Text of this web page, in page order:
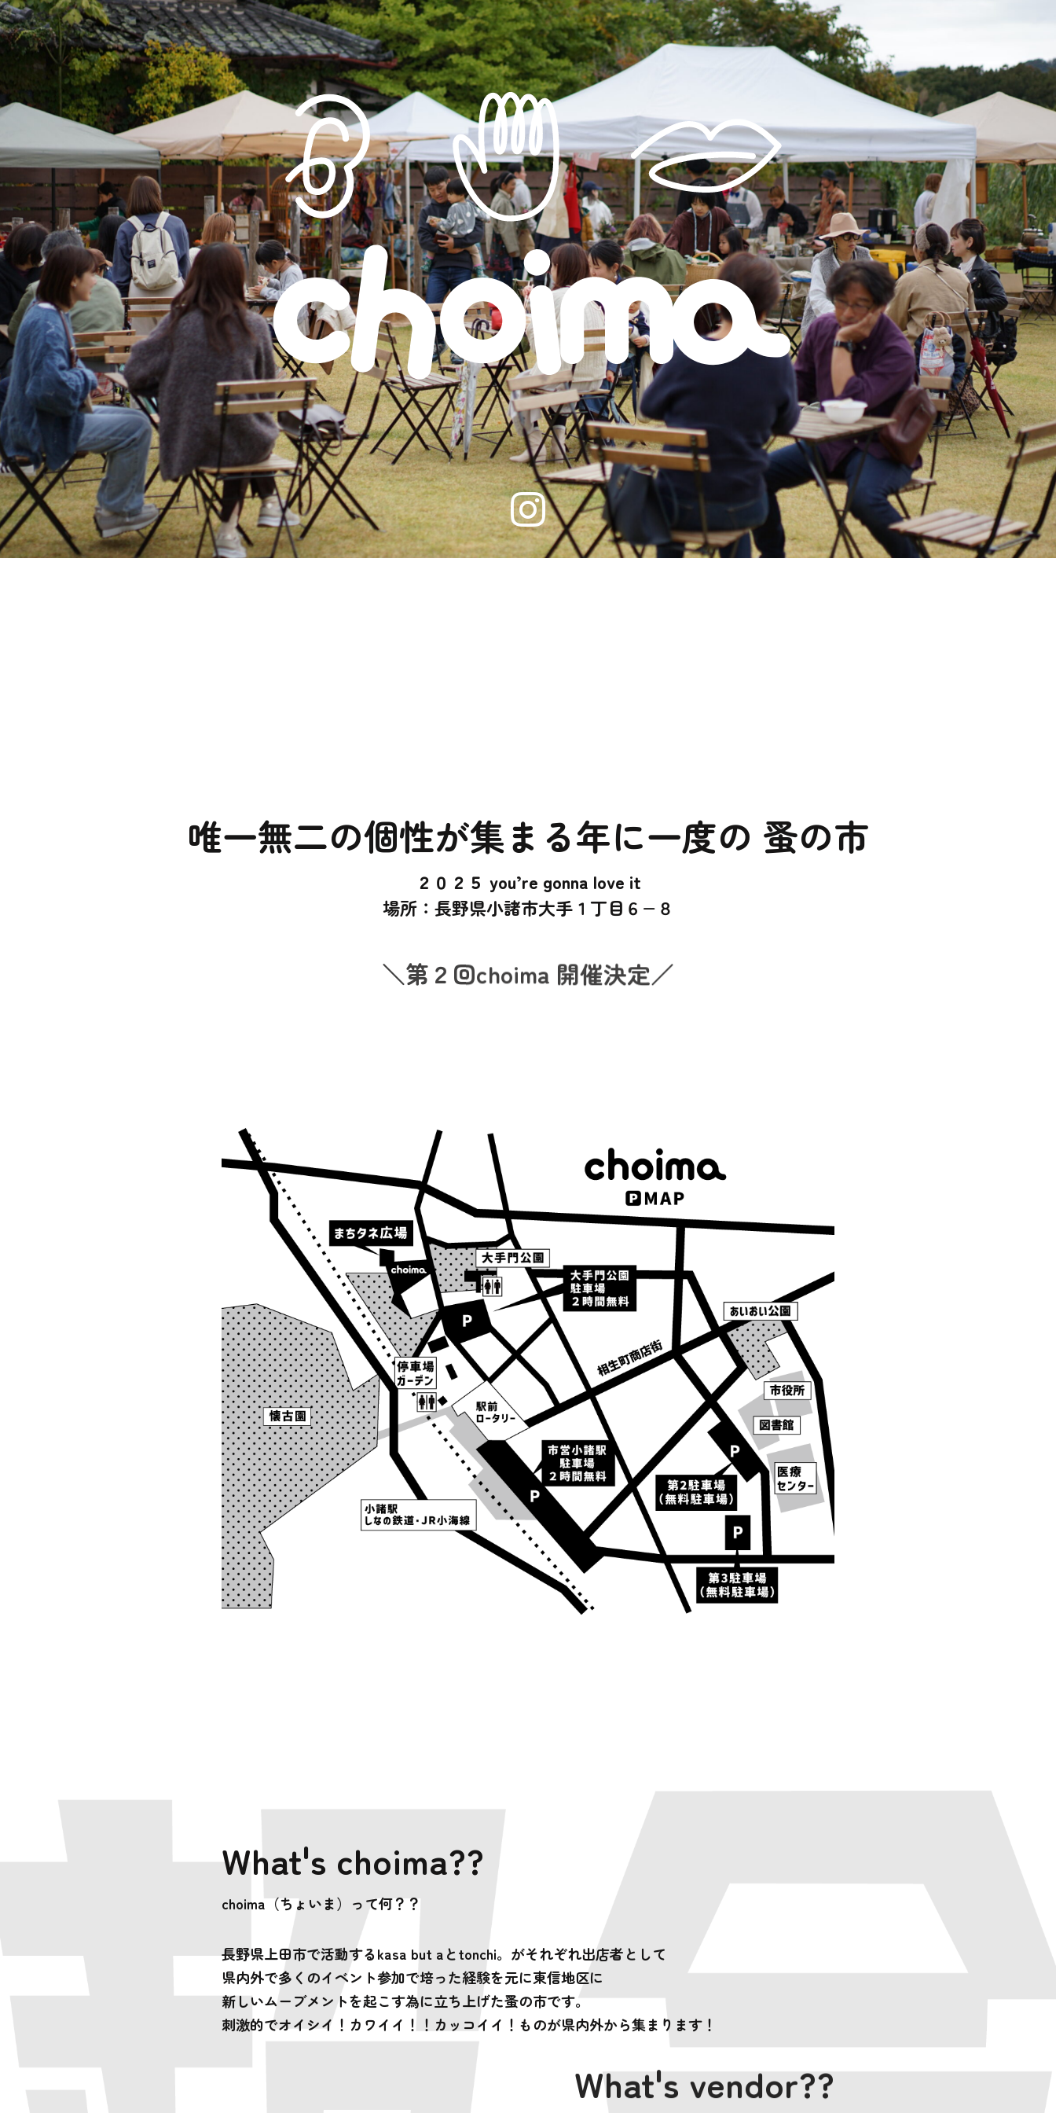
唯一無二の個性が集まる年に一度の 蚤の市
２０２５ you’re gonna love it
場所：長野県小諸市大手１丁目６−８
＼第２回choima 開催決定／
What's choima??
choima（ちょいま）って何？？
長野県上田市で活動するkasa but aとtonchi。がそれぞれ出店者として
県内外で多くのイベント参加で培った経験を元に東信地区に
新しいムーブメントを起こす為に立ち上げた蚤の市です。
刺激的でオイシイ！カワイイ！！カッコイイ！ものが県内外から集まります！
What's vendor??